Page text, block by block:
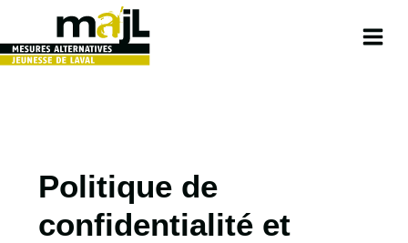
content
Politique de
confidentialité et